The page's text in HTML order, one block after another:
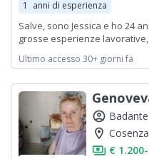
1 anni di esperienza
Salve, sono Jessica e ho 24
grosse esperienze
stato ricoprire il ruolo di
una ragazza socievole,
l’ordine, perfezionista a
del mio meglio per non
Ultimo accesso 30+ giorni fa
account_circle Badante
location_on
payments €